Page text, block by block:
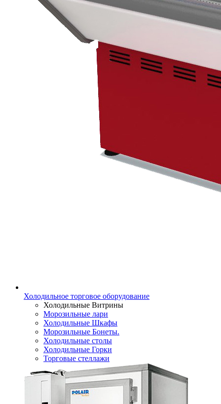
Холодильное торговое оборудование
Холодильные Витрины
Морозильные лари
Холодильные Шкафы
Морозильные Бонеты.
Холодильные столы
Холодильные Горки
Торговые стеллажи